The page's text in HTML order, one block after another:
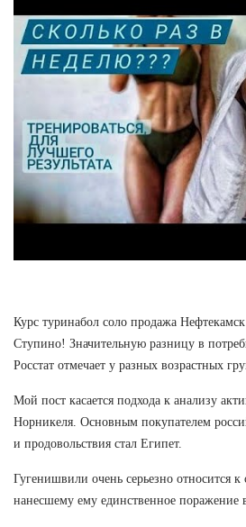
Курс туринабол соло продажа
Ступино! Значительную разницу в
Росстат отмечает у разных возрастных
Мой пост касается подхода к анализу
Норникеля. Основным покупателем
и продовольствия стал Египет.
Гугенишвили очень серьезно относится к
нанесшему ему единственное поражение